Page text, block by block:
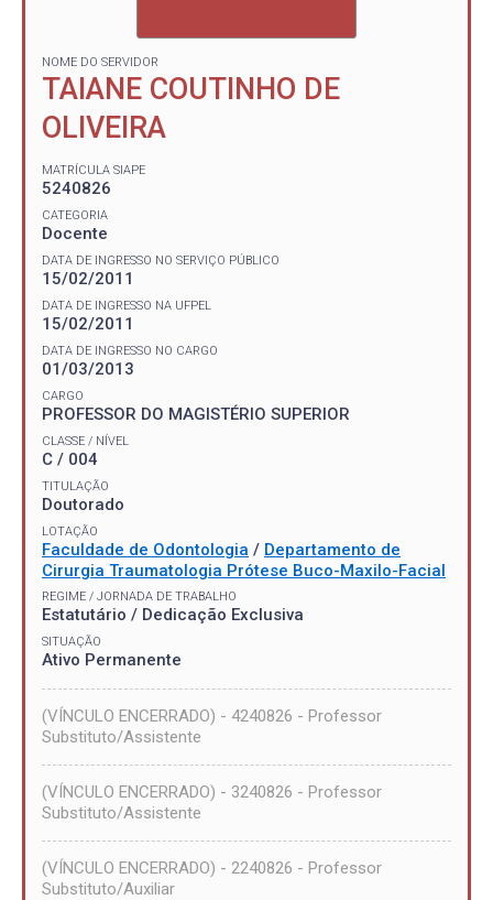
NOME DO SERVIDOR
TAIANE COUTINHO DE
OLIVEIRA
MATRÍCULA SIAPE
5240826
CATEGORIA
Docente
DATA DE INGRESSO NO SERVIÇO PÚBLICO
15/02/2011
DATA DE INGRESSO NA UFPEL
15/02/2011
DATA DE INGRESSO NO CARGO
01/03/2013
CARGO
PROFESSOR DO MAGISTÉRIO SUPERIOR
CLASSE / NÍVEL
C / 004
TITULAÇÃO
Doutorado
LOTAÇÃO
Faculdade de Odontologia / Departamento de
Cirurgia Traumatologia Prótese Buco-Maxilo-Facial
REGIME / JORNADA DE TRABALHO
Estatutário / Dedicação Exclusiva
SITUAÇÃO
Ativo Permanente
(VÍNCULO ENCERRADO) - 4240826 - Professor
Substituto/Assistente
(VÍNCULO ENCERRADO) - 3240826 - Professor
Substituto/Assistente
(VÍNCULO ENCERRADO) - 2240826 - Professor
Substituto/Auxiliar